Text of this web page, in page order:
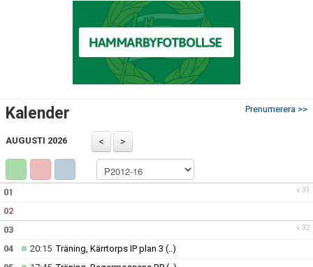
KONTAKT
KALENDER
TRUPPPEN
Prenumerera >>
Kalender
AUGUSTI 2026
v.31
01
02
v.32
03
04
20:15Träning, Kärrtorps IP plan 3 (..)